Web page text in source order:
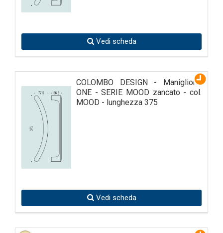
Vedi scheda
COLOMBO DESIGN - Maniglione
ONE - SERIE MOOD zancato - col.
MOOD - lunghezza 375
Vedi scheda